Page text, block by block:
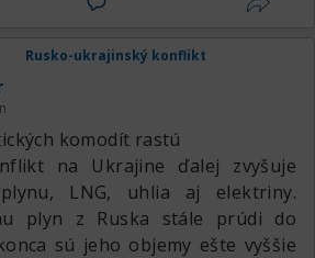
Rusko-ukrajinský konflikt
komodít rastú
na Ukrajine ďalej zvyšuje
LNG, uhlia aj elektriny.
plyn z Ruska stále prúdi do
sú jeho objemy ešte vyššie